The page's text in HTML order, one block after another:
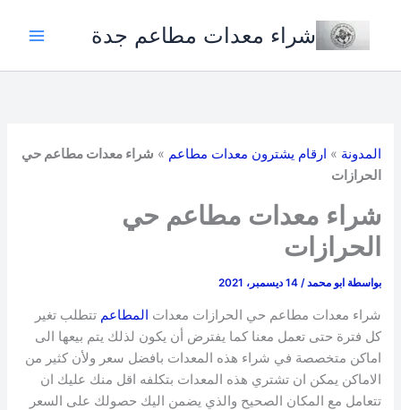
المحتوى
شراء معدات مطاعم جدة
المدونة » ارقام يشترون معدات مطاعم » شراء معدات مطاعم حي
الحرازات
شراء معدات مطاعم حي
الحرازات
بواسطة ابو محمد/14 ديسمبر، 2021
شراء معدات مطاعم حي الحرازات معدات المطاعم تتطلب تغير
كل فترة حتى تعمل معنا كما يفترض أن يكون لذلك يتم بيعها الى
اماكن متخصصة في شراء هذه المعدات بافضل سعر ولأن كثير من
الاماكن يمكن ان تشتري هذه المعدات بتكلفه اقل منك عليك ان
تتعامل مع المكان الصحيح والذي يضمن اليك حصولك على السعر